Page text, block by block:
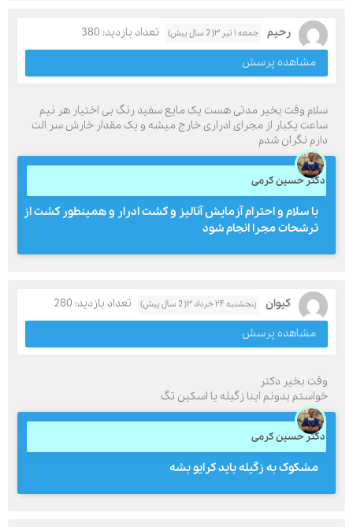
رحیم جمعه ۱ تیر ۳( 2 سال پیش)
تعداد بازدید: 380
مشاهده پرسش
سلام وقت بخیر مدتی هست یک مایع سفید رنگ بی اختیار هر نیم
ساعت یکبار از مجرای ادراری خارج میشه و یک مقدار خارش سر الت
دارم نگران شدم
دکتر حسین کرمی
با سلام و احترام آزمایش آنالیز و کشت ادرار و همینطور کشت از
ترشحات مجرا انجام شود
کیوان پنجشنبه ۲۴ خرداد ۳( 2 سال پیش)
تعداد بازدید: 280
مشاهده پرسش
وقت بخیر دکتر
خواستم بدونم اینا زگیله یا اسکین تگ
دکتر حسین کرمی
مشکوک به زگیله باید کرایو بشه